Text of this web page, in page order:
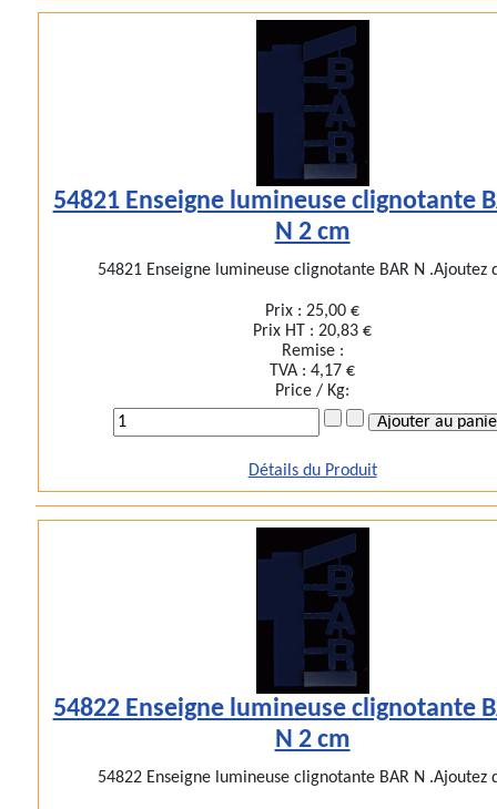
54821 Enseigne lumineuse clignotante
N 2 cm
54821 Enseigne lumineuse clignotante BAR N .Ajoutez
Prix :25,00 €
Prix HT :20,83 €
Remise :
TVA :4,17 €
Price / Kg:
Détails du Produit
54822 Enseigne lumineuse clignotante
N 2 cm
54822 Enseigne lumineuse clignotante BAR N .Ajoutez